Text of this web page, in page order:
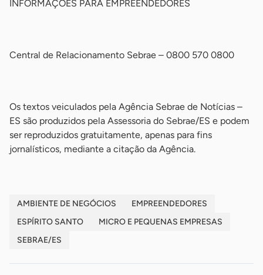
INFORMAÇÕES PARA EMPREENDEDORES
Central de Relacionamento Sebrae – 0800 570 0800
Os textos veiculados pela Agência Sebrae de Notícias –
ES são produzidos pela Assessoria do Sebrae/ES e podem
ser reproduzidos gratuitamente, apenas para fins
jornalísticos, mediante a citação da Agência.
AMBIENTE DE NEGÓCIOS
EMPREENDEDORES
ESPÍRITO SANTO
MICRO E PEQUENAS EMPRESAS
SEBRAE/ES